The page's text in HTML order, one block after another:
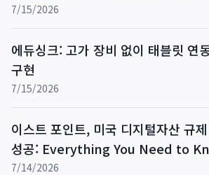
7/15/2026
에듀싱크: 고가 장비 없이 태블릿 연
구현
7/15/2026
이스트 포인트, 미국 디지털자산 규
성공: Everything You Need to
7/14/2026